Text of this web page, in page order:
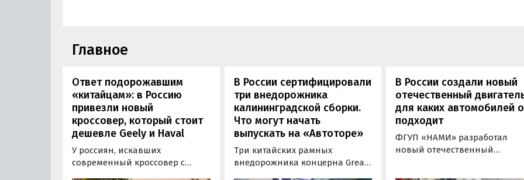
Главное
Ответ подорожавшим
«китайцам»: в Россию
привезли новый
кроссовер, который стоит
дешевле Geely и Haval
У россиян, искавших
современный кроссовер с
В России сертифицировали
три внедорожника
калининградской сборки.
Что могут начать
выпускать на «Автоторе»
Три китайских рамных
внедорожника концерна Great
В России создали новый
отечественный
для каких автомобилей
подходит
ФГУП «НАМИ» разработал
новый отечественный